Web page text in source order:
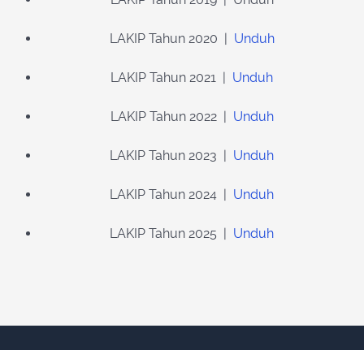
LAKIP Tahun 2020 | Unduh
LAKIP Tahun 2021 | Unduh
LAKIP Tahun 2022 | Unduh
LAKIP Tahun 2023 | Unduh
LAKIP Tahun 2024 | Unduh
LAKIP Tahun 2025 | Unduh